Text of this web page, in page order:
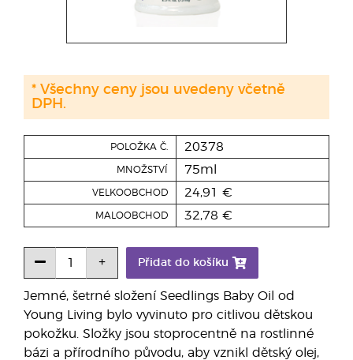
Jemné, šetrné složení Seedlings Baby Oil od
Young Living bylo vyvinuto pro citlivou dětskou
pokožku. Složky jsou stoprocentně na rostlinné
bázi a přírodního původu, aby vznikl dětský olej,
POLOŽKA Č. 20378
MNOŽSTVÍ 75ml
VELKOOBCHOD 24,91 €
MALOOBCHOD 32,78 €
Přidat do košíku
* Všechny ceny jsou uvedeny včetně
DPH.